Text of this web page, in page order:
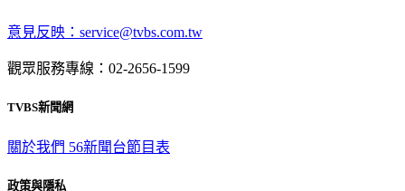
意見反映：service@tvbs.com.tw
觀眾服務專線：02-2656-1599
TVBS新聞網
關於我們 56新聞台節目表
政策與隱私